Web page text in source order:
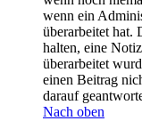
wenn ein
überarbeitet hat.
halten, eine
überarbeitet
einen Beitrag
darauf
Nach oben